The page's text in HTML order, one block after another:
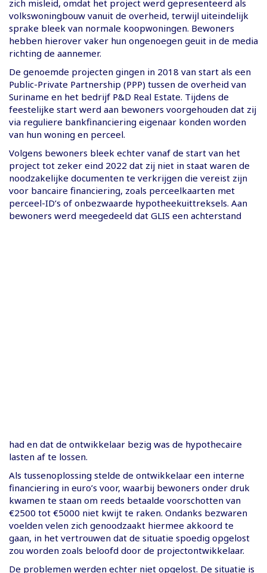
zich misleid, omdat het project werd gepresenteerd als
volkswoningbouw vanuit de overheid, terwijl uiteindelijk
sprake bleek van normale koopwoningen. Bewoners
hebben hierover vaker hun ongenoegen geuit in de media
richting de aannemer.
De genoemde projecten gingen in 2018 van start als een
Public-Private Partnership (PPP) tussen de overheid van
Suriname en het bedrijf P&D Real Estate. Tijdens de
feestelijke start werd aan bewoners voorgehouden dat zij
via reguliere bankfinanciering eigenaar konden worden
van hun woning en perceel.
Volgens bewoners bleek echter vanaf de start van het
project tot zeker eind 2022 dat zij niet in staat waren de
noodzakelijke documenten te verkrijgen die vereist zijn
voor bancaire financiering, zoals perceelkaarten met
perceel-ID’s of onbezwaarde hypotheekuittreksels. Aan
bewoners werd meegedeeld dat GLIS een achterstand
had en dat de ontwikkelaar bezig was de hypothecaire
lasten af te lossen.
Als tussenoplossing stelde de ontwikkelaar een interne
financiering in euro’s voor, waarbij bewoners onder druk
kwamen te staan om reeds betaalde voorschotten van
€2500 tot €5000 niet kwijt te raken. Ondanks bezwaren
voelden velen zich genoodzaakt hiermee akkoord te
gaan, in het vertrouwen dat de situatie spoedig opgelost
zou worden zoals beloofd door de projectontwikkelaar.
De problemen werden echter niet opgelost. De situatie is